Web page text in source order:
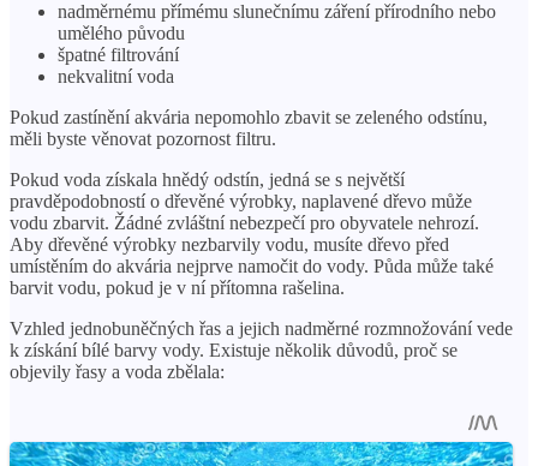
nadměrnému přímému slunečnímu záření přírodního nebo
umělého původu
špatné filtrování
nekvalitní voda
Pokud zastínění akvária nepomohlo zbavit se zeleného odstínu,
měli byste věnovat pozornost filtru.
Pokud voda získala hnědý odstín, jedná se s největší
pravděpodobností o dřevěné výrobky, naplavené dřevo může
vodu zbarvit. Žádné zvláštní nebezpečí pro obyvatele nehrozí.
Aby dřevěné výrobky nezbarvily vodu, musíte dřevo před
umístěním do akvária nejprve namočit do vody. Půda může také
barvit vodu, pokud je v ní přítomna rašelina.
Vzhled jednobuněčných řas a jejich nadměrné rozmnožování vede
k získání bílé barvy vody. Existuje několik důvodů, proč se
objevily řasy a voda zbělala: